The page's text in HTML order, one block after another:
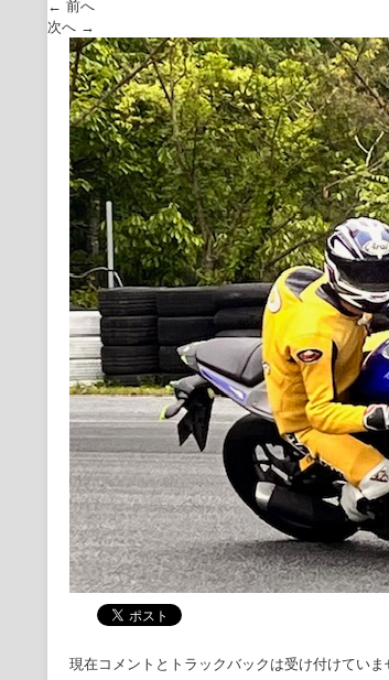
← 前へ
次へ →
現在コメントとトラックバックは受け付けていま